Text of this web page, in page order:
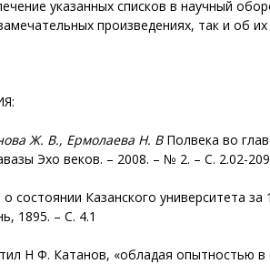
указанных списков в научный
произведениях, так и об
:
Ж. В., Ермолаева Н. В. Полвека во
– Эхо веков. – 2008. – № 2. – С. 202-209.
состоянии Казанского университета за
1895. – С. 4 1.
Н. Ф. Катанов, «обладая опытностью в